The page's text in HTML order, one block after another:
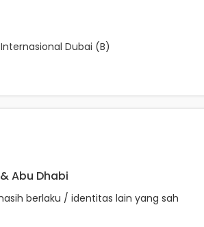
Dubai (B)
Abu Dhabi
berlaku / identitas lain yang sah